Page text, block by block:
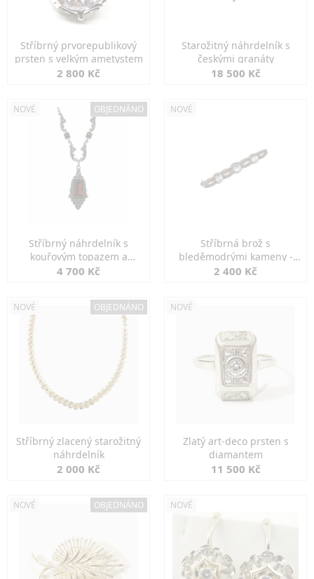
Stříbrný prvorepublikový
prsten s velkým ametystem
2 800 Kč
Starožitný náhrdelník s
českými granáty
18 500 Kč
NOVÉ OBJEDNÁNO
Stříbrný náhrdelník s
kouřovým topazem a
markazity
4 700 Kč
NOVÉ
Stříbrná brož s
bleděmodrými kameny -
jemná elegance
2 400 Kč
NOVÉ OBJEDNÁNO
Stříbrný zlacený starožitný
náhrdelník
2 000 Kč
NOVÉ
Zlatý art-deco prsten s
diamantem
11 500 Kč
NOVÉ OBJEDNÁNO NOVÉ